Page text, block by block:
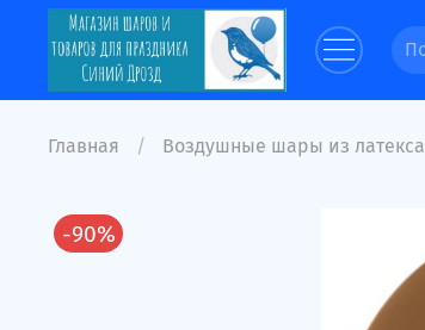
Главная Воздушные шары из латекса
-90%